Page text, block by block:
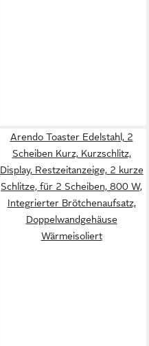
Arendo Toaster Edelstahl, 2
Scheiben Kurz, Kurzschlitz,
Display, Restzeitanzeige, 2 kurze
Schlitze, für 2 Scheiben, 800 W,
Integrierter Brötchenaufsatz,
Doppelwandgehäuse
Wärmeisoliert